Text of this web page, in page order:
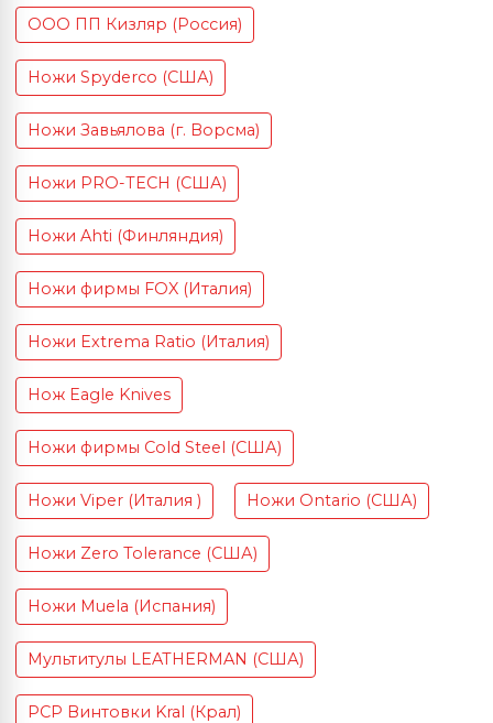
ООО ПП Кизляр (Россия)
Ножи Spyderco (США)
Ножи Завьялова (г. Ворсма)
Ножи PRO-TECH (США)
Ножи Ahti (Финляндия)
Ножи фирмы FOX (Италия)
Ножи Extrema Ratio (Италия)
Нож Eagle Knives
Ножи фирмы Cold Steel (США)
Ножи Viper (Италия ) Ножи Ontario (США)
Ножи Zero Tolerance (США)
Ножи Muela (Испания)
Мультитулы LEATHERMAN (США)
PCP Винтовки Kral (Крал)